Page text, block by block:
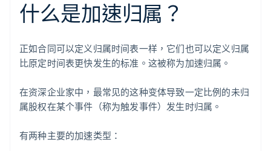
什么是加速归属？
正如合同可以定义归属时间表一样，它们也可以定义归属
比原定时间表更快发生的标准。这被称为加速归属。
在资深企业家中，最常见的这种变体导致一定比例的未归
属股权在某个事件（称为触发事件）发生时归属。
有两种主要的加速类型：